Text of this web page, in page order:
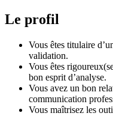
Le profil
Vous êtes titulaire
validation.
Vous êtes
bon esprit d’analyse.
Vous avez un bon
communication
Vous maîtrisez les